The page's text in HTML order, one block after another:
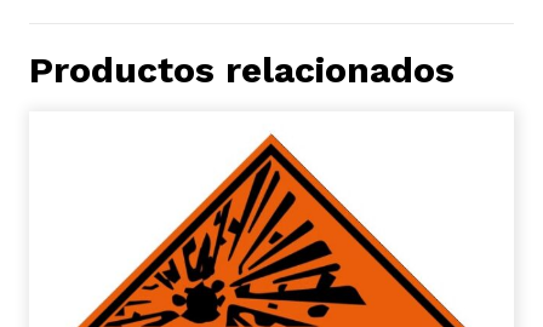
Productos relacionados